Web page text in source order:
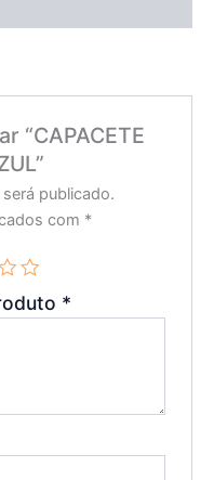
“CAPACETE
publicado.
com *
*